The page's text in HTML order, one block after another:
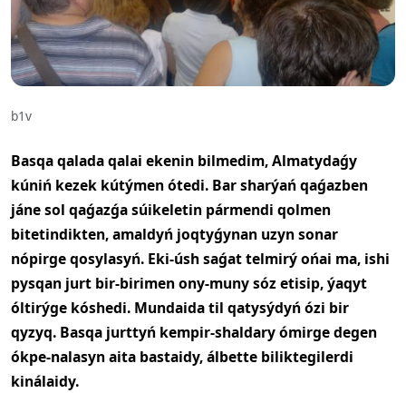
b1v
Basqa qalada qalai ekenin bilmedim, Almatydaǵy
kúniń kezek kútýmen ótedi. Bar sharýań qaǵazben
jáne sol qaǵazǵa súikeletin pármendi qolmen
bitetindikten, amaldyń joqtyǵynan uzyn sonar
nópirge qosylasyń. Eki-úsh saǵat telmirý ońai ma, ishi
pysqan jurt bir-birimen ony-muny sóz etisip, ýaqyt
óltirýge kóshedi. Mundaida til qatysýdyń ózi bir
qyzyq. Basqa jurttyń kempir-shaldary ómirge degen
ókpe-nalasyn aita bastaidy, álbette biliktegilerdi
kinálaidy.